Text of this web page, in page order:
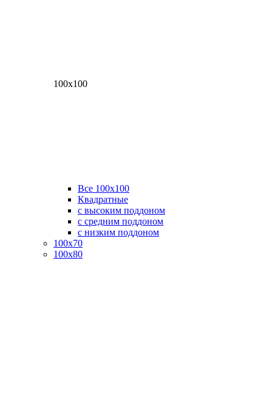
100х100
Все 100х100
Квадратные
с высоким поддоном
с средним поддоном
с низким поддоном
100х70
100х80